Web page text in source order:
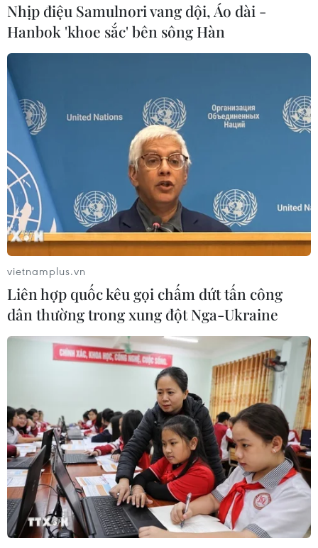
TIN CÙNG CHUYÊN MỤC
Để trái sầu riêng đáp ứng yêu cầu
xuất khẩu bền vững
07/08/2026 07:34
Tây Ninh thúc đẩy bình dân học vụ
số, tạo động lực phát triển kinh tế số
Hàn Quốc đầu tư xây “Thung lũng
K-Vietnam” gắn với hậu duệ dòng họ
Liên kết "ba nhà": Động lực thúc đẩy
đổi mới sáng tạo và nâng cao chất
lượng FDI
07/08/2026 05:48
BSR phối trộn thành công dầu Diesel
Nhịp điệu Samulnori vang dội, Áo dài -
Hanbok 'khoe sắc' bên sông Hàn
vietnamplus.vn
Liên hợp quốc kêu gọi chấm dứt tấn công
dân thường trong xung đột Nga-Ukraine